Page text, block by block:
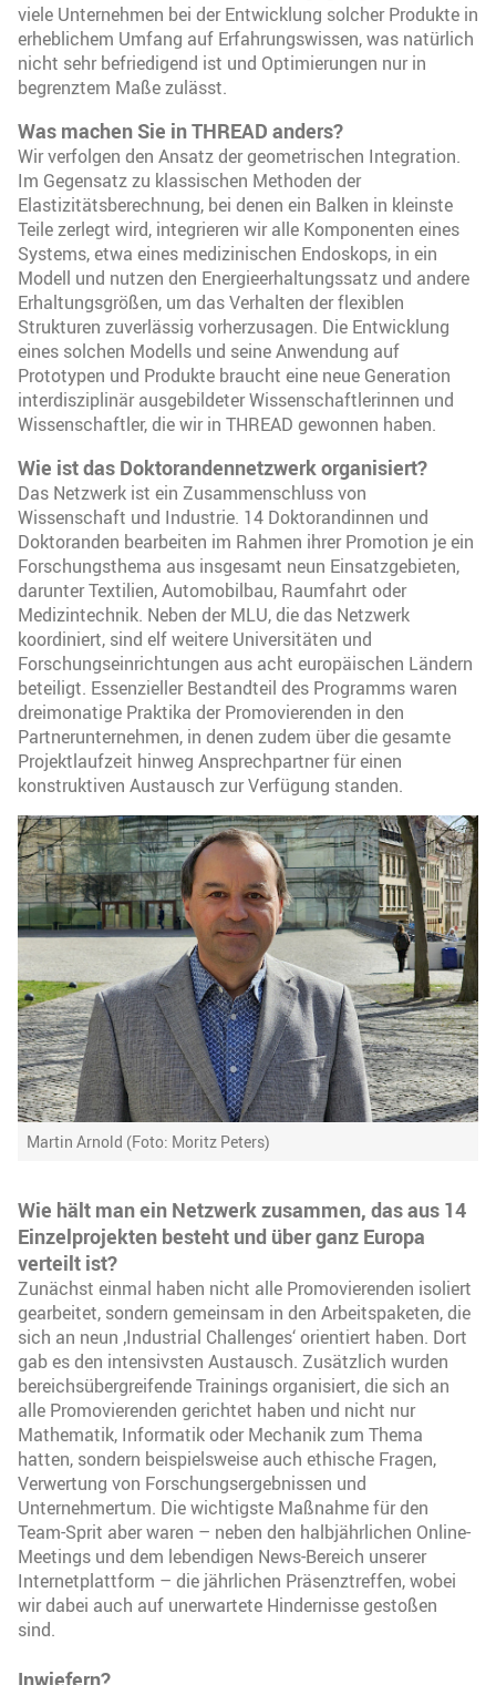
viele Unternehmen bei der Entwicklung solcher Produkte in
erheblichem Umfang auf Erfahrungswissen, was natürlich
nicht sehr befriedigend ist und Optimierungen nur in
begrenztem Maße zulässt.
Was machen Sie in THREAD anders?
Wir verfolgen den Ansatz der geometrischen Integration.
Im Gegensatz zu klassischen Methoden der
Elastizitätsberechnung, bei denen ein Balken in kleinste
Teile zerlegt wird, integrieren wir alle Komponenten eines
Systems, etwa eines medizinischen Endoskops, in ein
Modell und nutzen den Energieerhaltungssatz und andere
Erhaltungsgrößen, um das Verhalten der flexiblen
Strukturen zuverlässig vorherzusagen. Die Entwicklung
eines solchen Modells und seine Anwendung auf
Prototypen und Produkte braucht eine neue Generation
interdisziplinär ausgebildeter Wissenschaftlerinnen und
Wissenschaftler, die wir in THREAD gewonnen haben.
Wie ist das Doktorandennetzwerk organisiert?
Das Netzwerk ist ein Zusammenschluss von
Wissenschaft und Industrie. 14 Doktorandinnen und
Doktoranden bearbeiten im Rahmen ihrer Promotion je ein
Forschungsthema aus insgesamt neun Einsatzgebieten,
darunter Textilien, Automobilbau, Raumfahrt oder
Medizintechnik. Neben der MLU, die das Netzwerk
koordiniert, sind elf weitere Universitäten und
Forschungseinrichtungen aus acht europäischen Ländern
beteiligt. Essenzieller Bestandteil des Programms waren
dreimonatige Praktika der Promovierenden in den
Partnerunternehmen, in denen zudem über die gesamte
Projektlaufzeit hinweg Ansprechpartner für einen
konstruktiven Austausch zur Verfügung standen.
Martin Arnold (Foto: Moritz Peters)
Wie hält man ein Netzwerk zusammen, das aus 14
Einzelprojekten besteht und über ganz Europa
verteilt ist?
Zunächst einmal haben nicht alle Promovierenden isoliert
gearbeitet, sondern gemeinsam in den Arbeitspaketen, die
sich an neun ‚Industrial Challenges‘ orientiert haben. Dort
gab es den intensivsten Austausch. Zusätzlich wurden
bereichsübergreifende Trainings organisiert, die sich an
alle Promovierenden gerichtet haben und nicht nur
Mathematik, Informatik oder Mechanik zum Thema
hatten, sondern beispielsweise auch ethische Fragen,
Verwertung von Forschungsergebnissen und
Unternehmertum. Die wichtigste Maßnahme für den
Team-Sprit aber waren – neben den halbjährlichen Online-
Meetings und dem lebendigen News-Bereich unserer
Internetplattform – die jährlichen Präsenztreffen, wobei
wir dabei auch auf unerwartete Hindernisse gestoßen
sind.
Inwiefern?